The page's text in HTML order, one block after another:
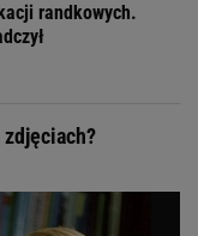
randkowych.
zdjęciach?